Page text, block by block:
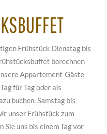
Frühstück Dienstag bis
berechnen
Appartement-Gäste
für Tag oder als
buchen. Samstag bis
unser Frühstück zum
Sie uns bis einem Tag vor